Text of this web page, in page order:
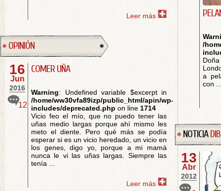
Leer más
OPINIÓN
16
Jun
2016
12
COMER UÑA
Warning: Undefined variable $excerpt in
/home/ww30vfa89izp/public_html/apin/wp-
includes/deprecated.php on line 1714
Vicio feo el mío, que no puedo tener las
uñas medio largas porque ahí mismo les
meto el diente. Pero qué más se podía
esperar si es un vicio heredado, un vicio en
los genes, digo yo, porque a mi mamá
nunca le vi las uñas largas. Siempre las
tenía ...
Leer más
/
a
con
NOTICIA
13
Abr
2012